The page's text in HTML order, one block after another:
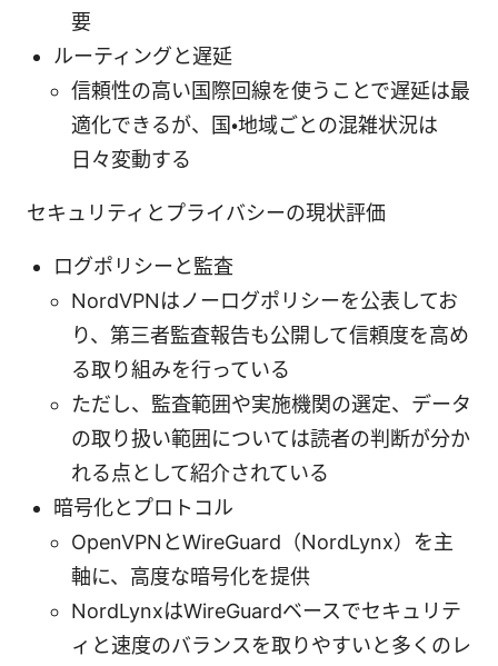
要
ルーティングと遅延
信頼性の高い国際回線を使うことで遅延は最
適化できるが、国・地域ごとの混雑状況は
日々変動する
セキュリティとプライバシーの現状評価
ログポリシーと監査
NordVPNはノーログポリシーを公表してお
り、第三者監査報告も公開して信頼度を高め
る取り組みを行っている
ただし、監査範囲や実施機関の選定、データ
の取り扱い範囲については読者の判断が分か
れる点として紹介されている
暗号化とプロトコル
OpenVPNとWireGuard（NordLynx）を主
軸に、高度な暗号化を提供
NordLynxはWireGuardベースでセキュリテ
ィと速度のバランスを取りやすいと多くのレ